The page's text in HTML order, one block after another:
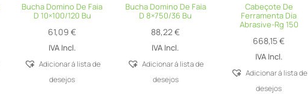
Bucha Domino De Faia
D 10×100/120 Bu
61,09€
IVA Incl.
Adicionar á lista de
desejos
Bucha Domino De Faia
D 8×750/36 Bu
88,22€
IVA Incl.
Adicionar á lista de
desejos
Cabeçote De
Ferramenta Dia
Abrasive-Rg 150
668,15€
IVA Incl.
Adicionar á lista de
desejos